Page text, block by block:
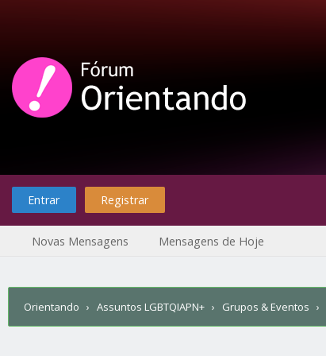
Entrar Registrar
Novas Mensagens Mensagens de Hoje
Orientando › Assuntos LGBTQIAPN+ › Grupos & Eventos ›